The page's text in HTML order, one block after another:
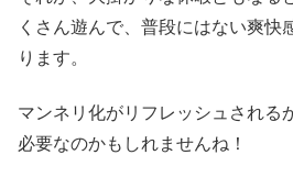
くさん遊んで、普段にはない爽快
ります。
マンネリ化がリフレッシュされる
必要なのかもしれませんね！